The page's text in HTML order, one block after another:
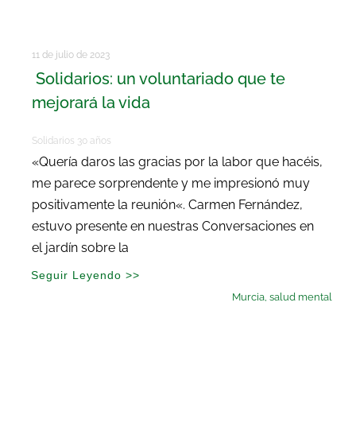
11 de julio de 2023
Solidarios: un voluntariado que te
mejorará la vida
Solidarios 30 años
«Quería daros las gracias por la labor que hacéis,
me parece sorprendente y me impresionó muy
positivamente la reunión«. Carmen Fernández,
estuvo presente en nuestras Conversaciones en
el jardín sobre la
Seguir Leyendo >>
Murcia ,salud mental